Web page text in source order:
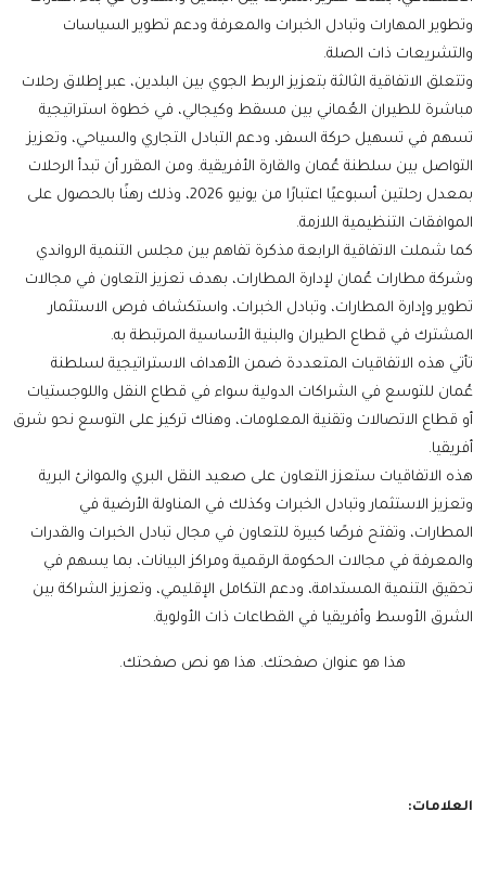
وتطوير المهارات وتبادل الخبرات والمعرفة ودعم تطوير السياسات
والتشريعات ذات الصلة.
وتتعلق الاتفاقية الثالثة بتعزيز الربط الجوي بين البلدين، عبر إطلاق رحلات
مباشرة للطيران العُماني بين مسقط وكيجالي، في خطوة استراتيجية
تسهم في تسهيل حركة السفر، ودعم التبادل التجاري والسياحي، وتعزيز
التواصل بين سلطنة عُمان والقارة الأفريقية. ومن المقرر أن تبدأ الرحلات
بمعدل رحلتين أسبوعيًا اعتبارًا من يونيو 2026، وذلك رهنًا بالحصول على
الموافقات التنظيمية اللازمة.
كما شملت الاتفاقية الرابعة مذكرة تفاهم بين مجلس التنمية الرواندي
وشركة مطارات عُمان لإدارة المطارات، بهدف تعزيز التعاون في مجالات
تطوير وإدارة المطارات، وتبادل الخبرات، واستكشاف فرص الاستثمار
المشترك في قطاع الطيران والبنية الأساسية المرتبطة به.
تأتي هذه الاتفاقيات المتعددة ضمن الأهداف الاستراتيجية لسلطنة
عُمان للتوسع في الشراكات الدولية سواء في قطاع النقل واللوجستيات
أو قطاع الاتصالات وتقنية المعلومات، وهناك تركيز على التوسع نحو شرق
أفريقيا.
هذه الاتفاقيات ستعزز التعاون على صعيد النقل البري والموانئ البرية
وتعزيز الاستثمار وتبادل الخبرات وكذلك في المناولة الأرضية في
المطارات، وتفتح فرصًا كبيرة للتعاون في مجال تبادل الخبرات والقدرات
والمعرفة في مجالات الحكومة الرقمية ومراكز البيانات، بما يسهم في
تحقيق التنمية المستدامة، ودعم التكامل الإقليمي، وتعزيز الشراكة بين
الشرق الأوسط وأفريقيا في القطاعات ذات الأولوية.
هذا هو عنوان صفحتك. هذا هو نص صفحتك.
العلامات: